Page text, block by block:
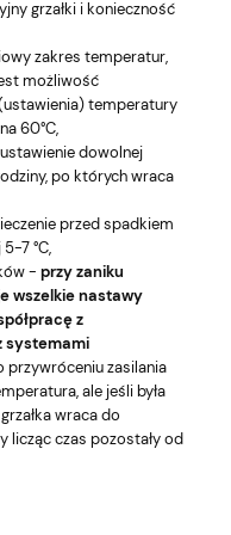
grzałki i konieczność
zakres temperatur,
możliwość
temperatury
60°C,
dowolnej
po których wraca
przed spadkiem
7 °C,
- przy zaniku
wszelkie nastawy
z
systemami
przywróceniu zasilania
ale jeśli była
wraca do
licząc czas pozostały od